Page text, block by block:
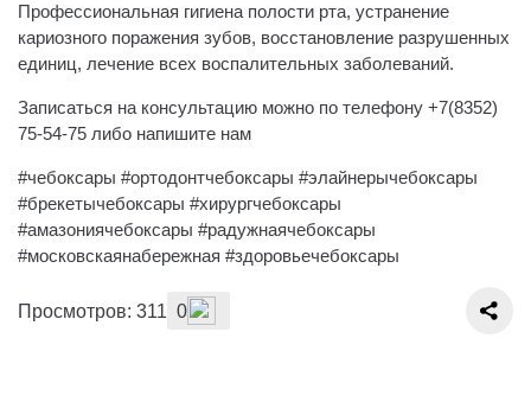
Профессиональная гигиена полости рта, устранение
кариозного поражения зубов, восстановление разрушенных
единиц, лечение всех воспалительных заболеваний.
Записаться на консультацию можно по телефону +7(8352)
75-54-75 либо напишите нам
#чебоксары #ортодонтчебоксары #элайнерычебоксары
#брекетычебоксары #хирургчебоксары
#амазониячебоксары #радужнаячебоксары
#московскаянабережная #здоровьечебоксары
Просмотров: 311 0